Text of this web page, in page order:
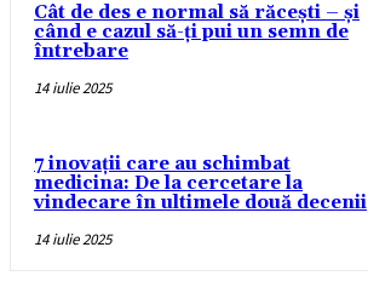
Cât de des e normal să răcești – și
când e cazul să-ți pui un semn de
întrebare
14 iulie 2025
7 inovații care au schimbat
medicina: De la cercetare la
vindecare în ultimele două decenii
14 iulie 2025